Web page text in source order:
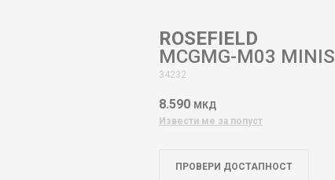
ROSEFIELD
MCGMG-M03 MINIS
34232
8.590 МКД
Извести ме за попуст
ПРОВЕРИ ДОСТАПНОСТ